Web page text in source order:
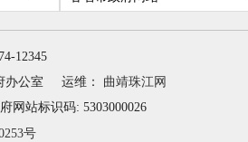
12345
办公室
运维： 曲靖珠江网
网站标识码: 5303000026
号